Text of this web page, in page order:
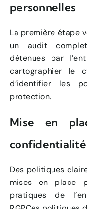
personnelles
La première étape
un audit
détenues par
cartographier le
d’identifier les
protection.
Mise en
Des politiques
mises en place
pratiques de